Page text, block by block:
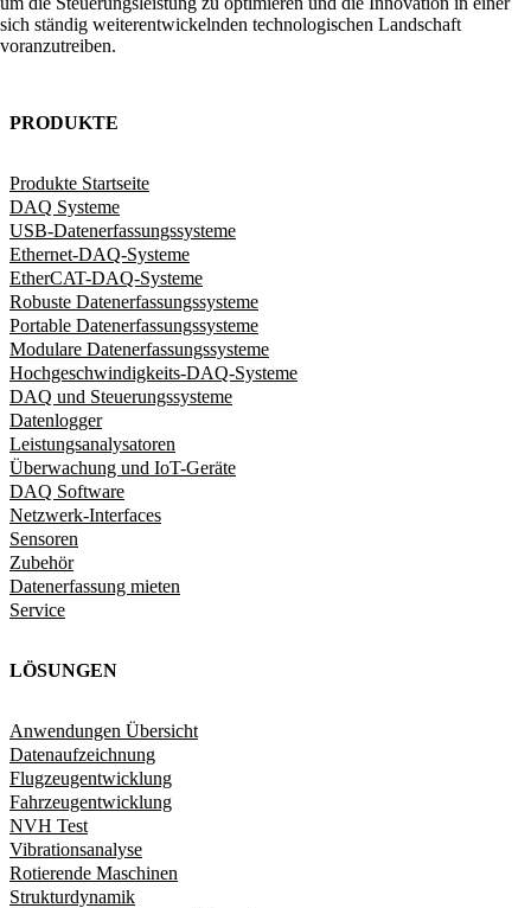
sich ständig weiterentwickelnden technologischen Landschaft
voranzutreiben.
PRODUKTE
Produkte Startseite
DAQ Systeme
USB-Datenerfassungssysteme
Ethernet-DAQ-Systeme
EtherCAT-DAQ-Systeme
Robuste Datenerfassungssysteme
Portable Datenerfassungssysteme
Modulare Datenerfassungssysteme
Hochgeschwindigkeits-DAQ-Systeme
DAQ und Steuerungssysteme
Datenlogger
Leistungsanalysatoren
Überwachung und IoT-Geräte
DAQ Software
Netzwerk-Interfaces
Sensoren
Zubehör
Datenerfassung mieten
Service
LÖSUNGEN
Anwendungen Übersicht
Datenaufzeichnung
Flugzeugentwicklung
Fahrzeugentwicklung​
NVH Test
Vibrationsanalyse
Rotierende Maschinen
Strukturdynamik​